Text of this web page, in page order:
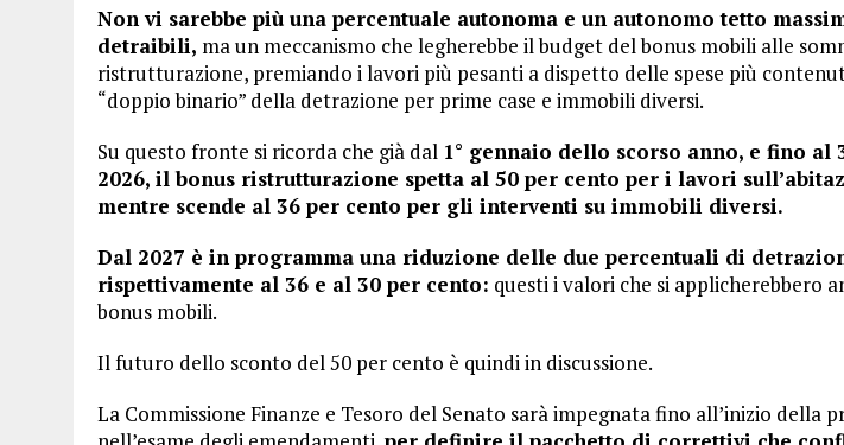
Non vi sarebbe più una percentuale autonoma e un autonomo tetto
detraibili, ma un meccanismo che legherebbe il budget del bonus mobili alle
ristrutturazione, premiando i lavori più pesanti a dispetto delle spese più
“doppio binario” della detrazione per prime case e immobili diversi.
Su questo fronte si ricorda che già dal 1° gennaio dello scorso anno, e fino al
2026, il bonus ristrutturazione spetta al 50 per cento per i lavori
mentre scende al 36 per cento per gli interventi su immobili diversi.
Dal 2027 è in programma una riduzione delle due percentuali di
rispettivamente al 36 e al 30 per cento: questi i valori che si applicherebbero
bonus mobili.
Il futuro dello sconto del 50 per cento è quindi in discussione.
La Commissione Finanze e Tesoro del Senato sarà impegnata fino all’inizio della